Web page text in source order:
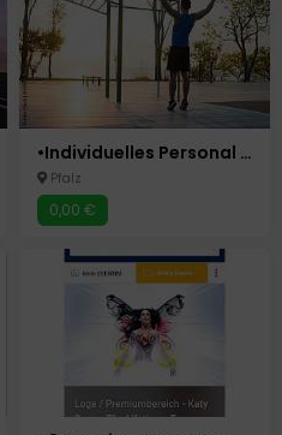
•Individuelles Personal Training Rheinhessen•
Pfalz
0,00 €